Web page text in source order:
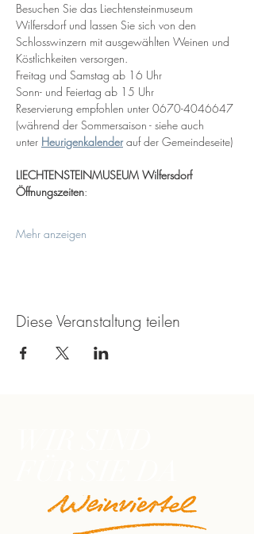
Besuchen Sie das Liechtensteinmuseum
Wilfersdorf und lassen Sie sich von den
Schlosswinzern mit ausgewählten Weinen und
Köstlichkeiten versorgen.
Freitag und Samstag ab 16 Uhr
Sonn- und Feiertag ab 15 Uhr
Reservierung empfohlen unter 0670-4046647
(während der Sommersaison - siehe auch
unter Heurigenkalender auf der Gemeindeseite)
LIECHTENSTEINMUSEUM Wilfersdorf
Öffnungszeiten:
Mehr anzeigen
Diese Veranstaltung teilen